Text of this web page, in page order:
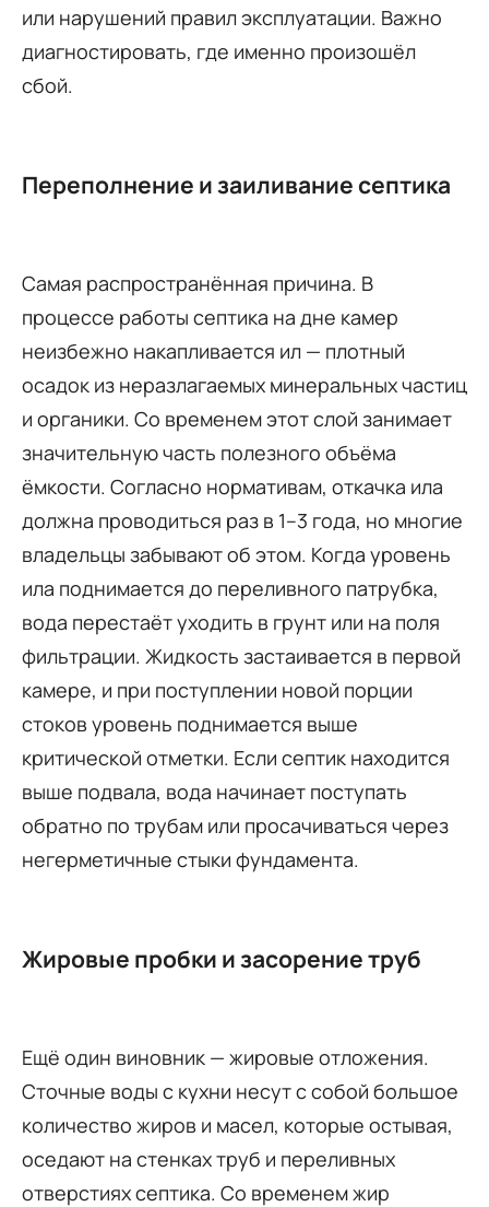
или нарушений правил эксплуатации. Важно
диагностировать, где именно произошёл
сбой.
Переполнение и заиливание септика
Самая распространённая причина. В
процессе работы септика на дне камер
неизбежно накапливается ил — плотный
осадок из неразлагаемых минеральных частиц
и органики. Со временем этот слой занимает
значительную часть полезного объёма
ёмкости. Согласно нормативам, откачка ила
должна проводиться раз в 1–3 года, но многие
владельцы забывают об этом. Когда уровень
ила поднимается до переливного патрубка,
вода перестаёт уходить в грунт или на поля
фильтрации. Жидкость застаивается в первой
камере, и при поступлении новой порции
стоков уровень поднимается выше
критической отметки. Если септик находится
выше подвала, вода начинает поступать
обратно по трубам или просачиваться через
негерметичные стыки фундамента.
Жировые пробки и засорение труб
Ещё один виновник — жировые отложения.
Сточные воды с кухни несут с собой большое
количество жиров и масел, которые остывая,
оседают на стенках труб и переливных
отверстиях септика. Со временем жир